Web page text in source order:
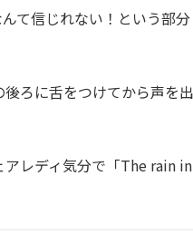
て信じれない！という部分
ろに舌をつけてから声を出
レディ気分で「The rain in